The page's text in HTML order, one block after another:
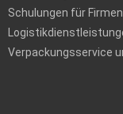
Schulungen für
Verpackungsservice